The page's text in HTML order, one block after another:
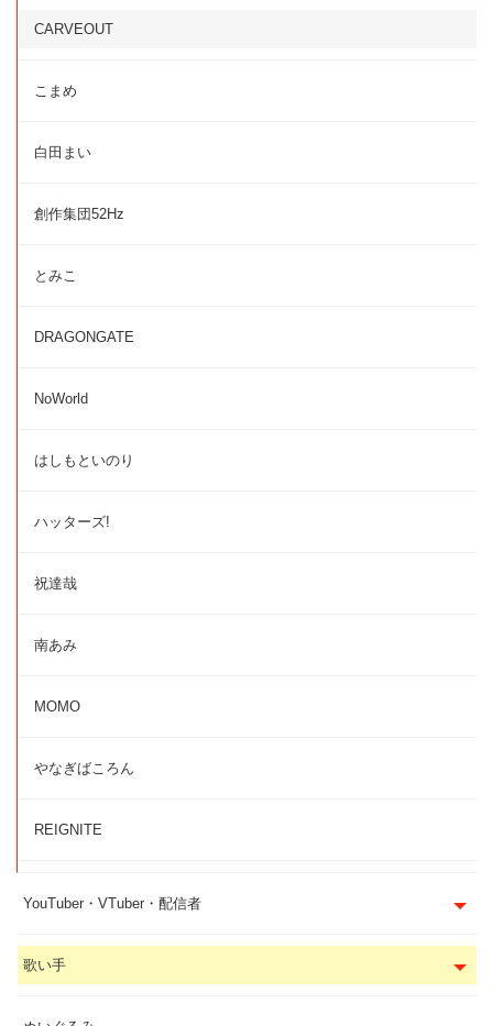
CARVEOUT
こまめ
白田まい
創作集団52Hz
とみこ
DRAGONGATE
NoWorld
はしもといのり
ハッターズ!
祝達哉
南あみ
MOMO
やなぎばころん
REIGNITE
YouTuber・VTuber・配信者
歌い手